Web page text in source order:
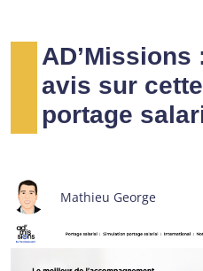
avis sur
portage
Mathieu George